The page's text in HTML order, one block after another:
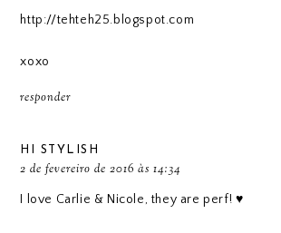
http://tehteh25.blogspot.com
xoxo
responder
HI STYLISH
2 de fevereiro de 2016 às 14:34
I love Carlie & Nicole, they are perf! ♥